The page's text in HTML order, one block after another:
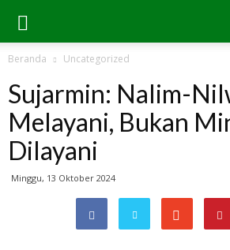
Beranda Uncategorized
Sujarmin: Nalim-
Melayani, Bukan
Dilayani
Minggu, 13 Oktober 2024